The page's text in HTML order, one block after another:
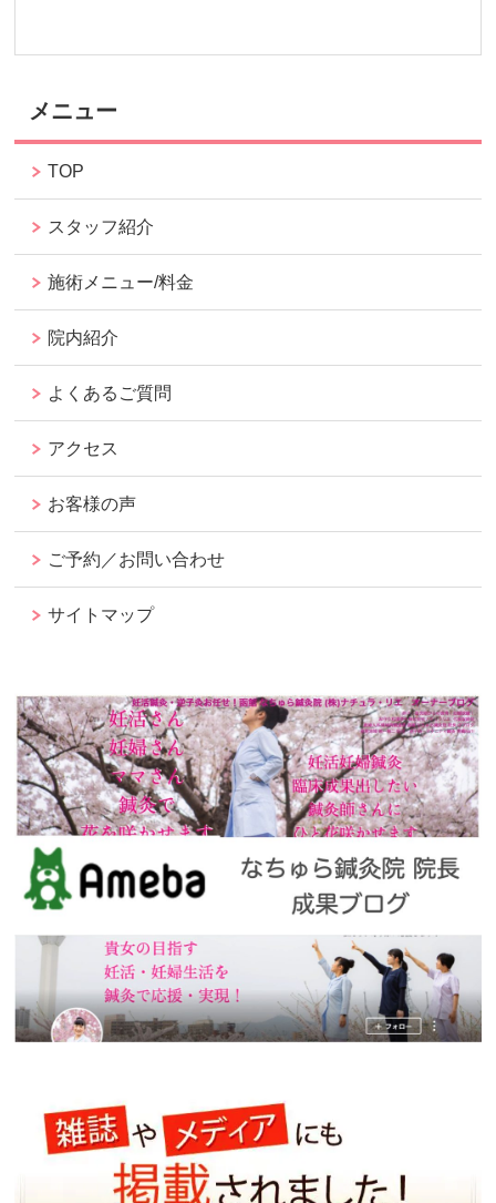
メニュー
TOP
スタッフ紹介
施術メニュー/料金
院内紹介
よくあるご質問
アクセス
お客様の声
ご予約／お問い合わせ
サイトマップ